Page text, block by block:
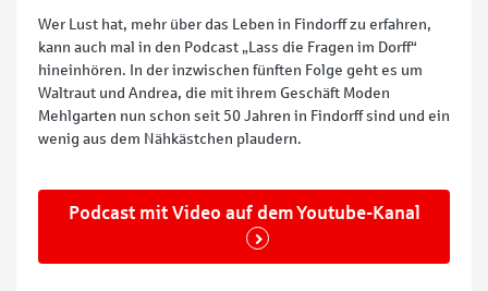
Wer Lust hat, mehr über das Leben in Findorff zu erfahren,
kann auch mal in den Podcast „Lass die Fragen im Dorff“
hineinhören. In der inzwischen fünften Folge geht es um
Waltraut und Andrea, die mit ihrem Geschäft Moden
Mehlgarten nun schon seit 50 Jahren in Findorff sind und ein
wenig aus dem Nähkästchen plaudern.
Podcast mit Video auf dem Youtube-Kanal